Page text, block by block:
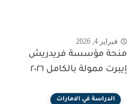
فبراير 4, 2026
منحة مؤسسة فريدريش
إيبرت ممولة بالكامل ٢٠٢٦
الدراسة في الامارات